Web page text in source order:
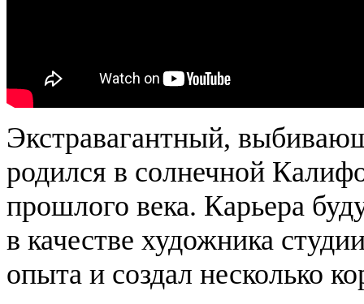
Экстравагантный,
родился в солнечной
прошлого века. Карьера
в качестве художника
опыта и создал несколько